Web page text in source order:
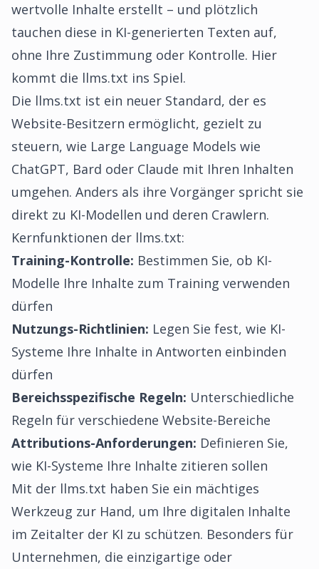
wertvolle Inhalte erstellt – und plötzlich
tauchen diese in KI-generierten Texten auf,
ohne Ihre Zustimmung oder Kontrolle. Hier
kommt die llms.txt ins Spiel.
Die llms.txt ist ein neuer Standard, der es
Website-Besitzern ermöglicht, gezielt zu
steuern, wie Large Language Models wie
ChatGPT, Bard oder Claude mit Ihren Inhalten
umgehen. Anders als ihre Vorgänger spricht sie
direkt zu KI-Modellen und deren Crawlern.
Kernfunktionen der llms.txt:
Training-Kontrolle: Bestimmen Sie, ob KI-
Modelle Ihre Inhalte zum Training verwenden
dürfen
Nutzungs-Richtlinien: Legen Sie fest, wie KI-
Systeme Ihre Inhalte in Antworten einbinden
dürfen
Bereichsspezifische Regeln: Unterschiedliche
Regeln für verschiedene Website-Bereiche
Attributions-Anforderungen: Definieren Sie,
wie KI-Systeme Ihre Inhalte zitieren sollen
Mit der llms.txt haben Sie ein mächtiges
Werkzeug zur Hand, um Ihre digitalen Inhalte
im Zeitalter der KI zu schützen. Besonders für
Unternehmen, die einzigartige oder